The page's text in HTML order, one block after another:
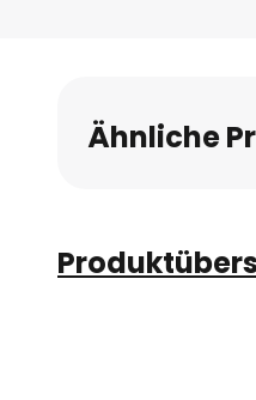
Ähnliche